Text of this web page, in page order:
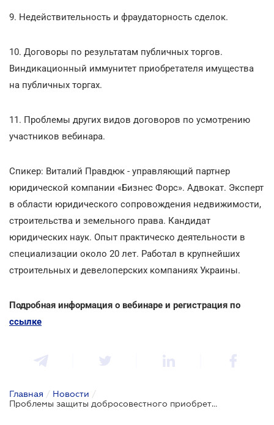
9. Недействительность и фраудаторность сделок.
10. Договоры по результатам публичных торгов.
Виндикационный иммунитет приобретателя имущества
на публичных торгах.
11. Проблемы других видов договоров по усмотрению
участников вебинара.
Спикер: Виталий Правдюк - управляющий партнер
юридической компании «Бизнес Форс». Адвокат. Эксперт
в области юридического сопровождения недвижимости,
строительства и земельного права. Кандидат
юридических наук. Опыт практическо деятельности в
специализации около 20 лет. Работал в крупнейших
строительных и девелоперских компаниях Украины.
Подробная информация о вебинаре и регистрация по
ссылке
Главная / Новости /
Проблемы защиты добросовестного приобретателя Закон Украины № 4292-ІХ - вебинар